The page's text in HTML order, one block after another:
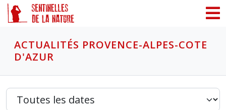
ACTUALITÉS PROVENCE-ALPES-COTE
D'AZUR
Panneau de gestion des cookies